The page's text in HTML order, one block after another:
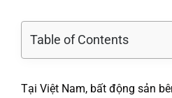
Table of Contents
Tại Việt Nam, bất động sản